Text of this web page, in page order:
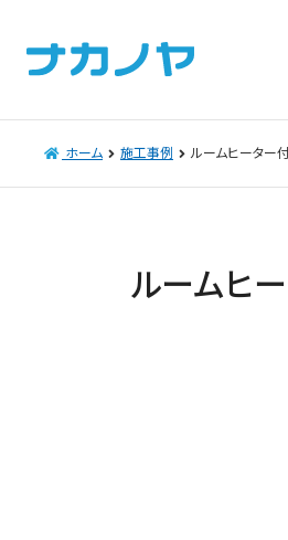
ホーム 施工事例 ルームヒーター
ルームヒ